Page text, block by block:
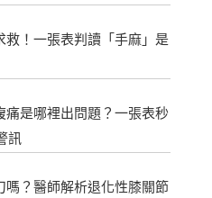
救！一張表判讀「手麻」是
痛是哪裡出問題？一張表秒
訊
嗎？醫師解析退化性膝關節